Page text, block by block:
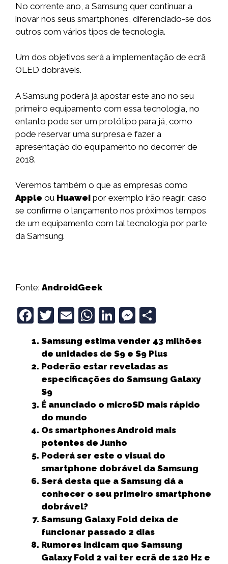
No corrente ano, a Samsung quer continuar a
inovar nos seus smartphones, diferenciado-se dos
outros com vários tipos de tecnologia.
Um dos objetivos será a implementação de ecrã
OLED dobráveis.
A Samsung poderá já apostar este ano no seu
primeiro equipamento com essa tecnologia, no
entanto pode ser um protótipo para já, como
pode reservar uma surpresa e fazer a
apresentação do equipamento no decorrer de
2018.
Veremos também o que as empresas como
Apple ou Huawei por exemplo irão reagir, caso
se confirme o lançamento nos próximos tempos
de um equipamento com tal tecnologia por parte
da Samsung.
Fonte: AndroidGeek
F
c
e
b
o
o
k
T
it
t
e
E
ai
l
W
a
ts
A
p
Li
k
e
dI
n
M
ss
e
n
g
e
r
a
r
e
Samsung estima vender 43 milhões
de unidades de S9 e S9 Plus
Poderão estar reveladas as
especificações do Samsung Galaxy
S9
É anunciado o microSD mais rápido
do mundo
Os smartphones Android mais
potentes de Junho
Poderá ser este o visual do
smartphone dobrável da Samsung
Será desta que a Samsung dá a
conhecer o seu primeiro smartphone
dobrável?
Samsung Galaxy Fold deixa de
funcionar passado 2 dias
Rumores indicam que Samsung
Galaxy Fold 2 vai ter ecrã de 120 Hz e